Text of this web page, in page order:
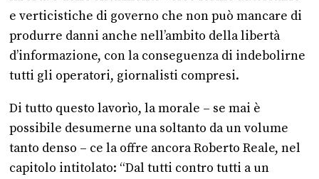
e verticistiche di governo che non può mancare di
produrre danni anche nell’ambito della libertà
d’informazione, con la conseguenza di indebolirne
tutti gli operatori, giornalisti compresi.
Di tutto questo lavorìo, la morale – se mai è
possibile desumerne una soltanto da un volume
tanto denso – ce la offre ancora Roberto Reale, nel
capitolo intitolato: “Dal tutti contro tutti a un